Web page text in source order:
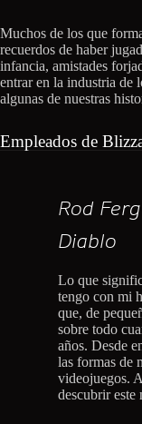
Muchos de los que
recuerdos de haber
infancia, amistades
entrar en la industria de
algunas de nuestras
Empleados de
Rod
Diablo
Lo que
tengo con mi
que, de
sobre todo
años. Desde
las formas de
videojuegos.
descubrir este